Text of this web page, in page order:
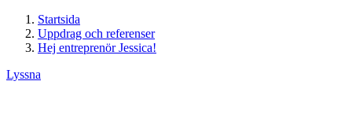
Startsida
Uppdrag och referenser
Hej entreprenör Jessica!
Lyssna